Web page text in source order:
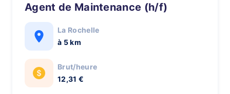
Agent de Maintenance (h/f)
La Rochelle
à 5 km
Brut/heure
12,31 €